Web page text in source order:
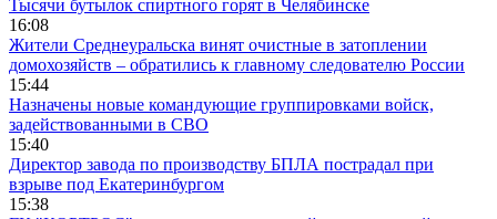
Тысячи бутылок спиртного горят в Челябинске
16:08
Жители Среднеуральска винят очистные в затоплении
домохозяйств – обратились к главному следователю России
15:44
Назначены новые командующие группировками войск,
задействованными в СВО
15:40
Директор завода по производству БПЛА пострадал при
взрыве под Екатеринбургом
15:38